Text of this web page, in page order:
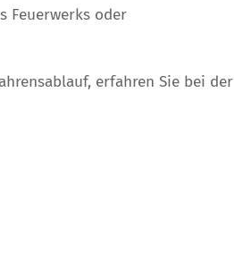
Feuerwerks oder
erfahren Sie bei der